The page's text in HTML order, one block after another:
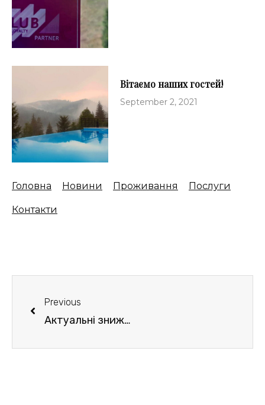
Вітаємо наших гостей!
September 2, 2021
Головна Новини Проживання Послуги
Контакти
Previous
Актуальні знижки